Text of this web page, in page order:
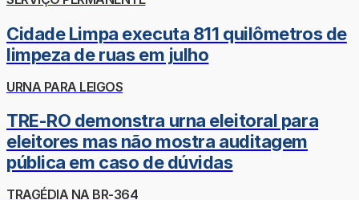
Cidade Limpa executa 811 quilômetros de
limpeza de ruas em julho
URNA PARA LEIGOS
TRE-RO demonstra urna eleitoral para
eleitores mas não mostra auditagem
pública em caso de dúvidas
TRAGÉDIA NA BR-364